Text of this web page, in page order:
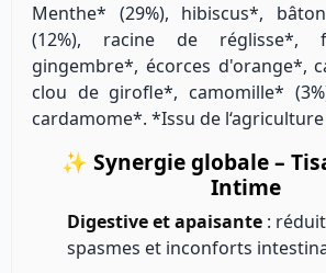
Menthe* (29%), hibiscus*,
(12%), racine de réglisse*,
gingembre*, écorces d'orange*,
clou de girofle*, camomille*
cardamome*. *Issu de
✨ Synergie globale –
Intime
Digestive et apaisante :
spasmes et inconforts